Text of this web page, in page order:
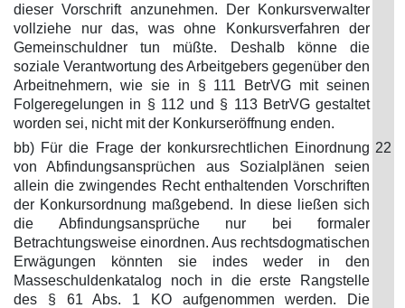
dieser Vorschrift anzunehmen. Der Konkursverwalter
vollziehe nur das, was ohne Konkursverfahren der
Gemeinschuldner tun müßte. Deshalb könne die
soziale Verantwortung des Arbeitgebers gegenüber den
Arbeitnehmern, wie sie in § 111 BetrVG mit seinen
Folgeregelungen in § 112 und § 113 BetrVG gestaltet
worden sei, nicht mit der Konkurseröffnung enden.
bb) Für die Frage der konkursrechtlichen Einordnung
von Abfindungsansprüchen aus Sozialplänen seien
allein die zwingendes Recht enthaltenden Vorschriften
der Konkursordnung maßgebend. In diese ließen sich
die Abfindungsansprüche nur bei formaler
Betrachtungsweise einordnen. Aus rechtsdogmatischen
Erwägungen könnten sie indes weder in den
Masseschuldenkatalog noch in die erste Rangstelle
des § 61 Abs. 1 KO aufgenommen werden. Die
22